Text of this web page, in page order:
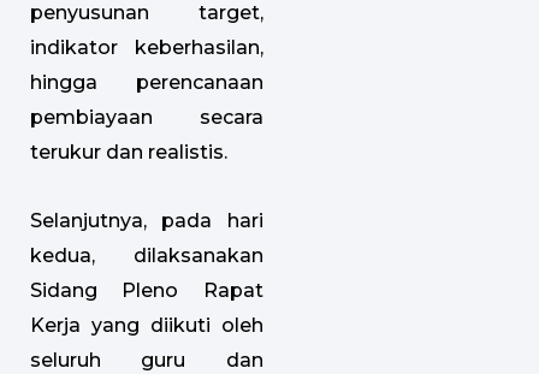
penyusunan target,
indikator keberhasilan,
hingga perencanaan
pembiayaan secara
terukur dan realistis.
Selanjutnya, pada hari
kedua, dilaksanakan
Sidang Pleno Rapat
Kerja yang diikuti oleh
seluruh guru dan